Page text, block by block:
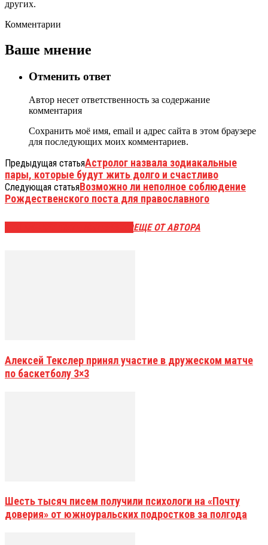
других.
Комментарии
Ваше мнение
Отменить ответ
Автор несет ответственность за содержание
комментария
Сохранить моё имя, email и адрес сайта в этом браузере
для последующих моих комментариев.
Предыдущая статьяАстролог назвала зодиакальные
пары, которые будут жить долго и счастливо
Следующая статьяВозможно ли неполное соблюдение
Рождественского поста для православного
ЕЩЕ ОТ АВТОРА
Алексей Текслер принял участие в дружеском матче
по баскетболу 3×3
Шесть тысяч писем получили психологи на «Почту
доверия» от южноуральских подростков за полгода